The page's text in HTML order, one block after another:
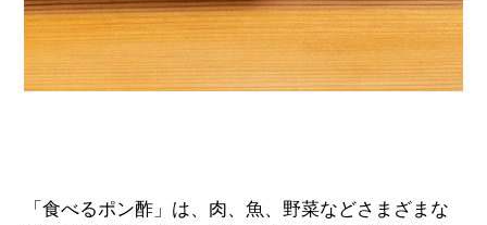
「食べるポン酢」は、肉、魚、野菜などさまざまな